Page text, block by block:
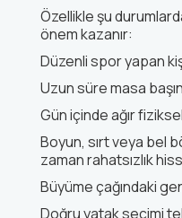
Özellikle şu
önem kazanır:
Düzenli spor yapan
Uzun süre masa
Gün içinde ağır
Boyun, sırt veya bel
zaman rahatsızlık
Büyüme çağındaki
Doğru yatak seçimi